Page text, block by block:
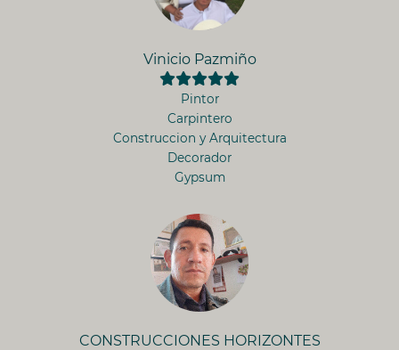
Vinicio Pazmiño
Pintor
Carpintero
Construccion y Arquitectura
Decorador
Gypsum
CONSTRUCCIONES HORIZONTES